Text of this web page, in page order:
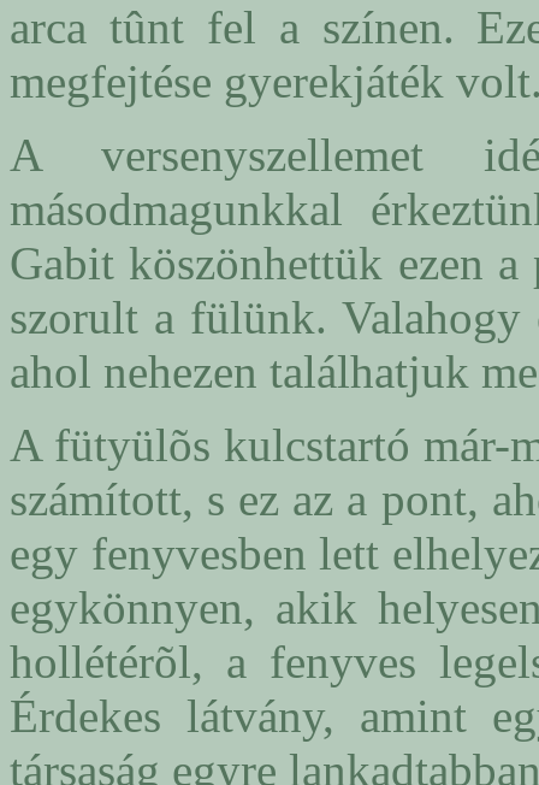
arca tûnt fel a színen.
megfejtése gyerekjáték
A
másodmagunkkal
Gabit köszönhettük ezen
szorult a fülünk.
ahol nehezen találhatjuk
A fütyülõs kulcstartó már-
számított, s ez az a pont,
egy fenyvesben lett
egykönnyen, akik
hollétérõl, a fenyves
Érdekes látvány, amint
társaság egyre